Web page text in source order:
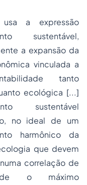
a expressão
sustentável,
a expansão da
vinculada a
tanto
ecológica [...]
sustentável
no ideal de um
harmônico da
que devem
correlação de
o máximo